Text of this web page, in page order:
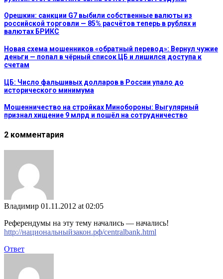
Орешкин: санкции G7 выбили собственные валюты из
российской торговли — 85% расчётов теперь в рублях и
валютах БРИКС
Новая схема мошенников «обратный перевод»: Вернул чужие
деньги — попал в чёрный список ЦБ и лишился доступа к
счетам
ЦБ: Число фальшивых долларов в России упало до
исторического минимума
Мошенничество на стройках Минобороны: Выгулярный
признал хищение 9 млрд и пошёл на сотрудничество
2 комментария
Владимир 01.11.2012 at 02:05
Референдумы на эту тему начались — начались!
http://национальныйзакон.рф/centralbank.html
Ответ